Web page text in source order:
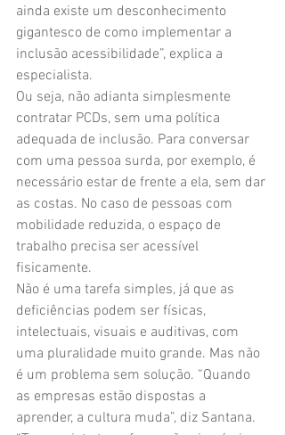
ainda existe um desconhecimento
gigantesco de como implementar a
inclusão acessibilidade”, explica a
especialista.
Ou seja, não adianta simplesmente
contratar PCDs, sem uma política
adequada de inclusão. Para conversar
com uma pessoa surda, por exemplo, é
necessário estar de frente a ela, sem dar
as costas. No caso de pessoas com
mobilidade reduzida, o espaço de
trabalho precisa ser acessível
fisicamente.
Não é uma tarefa simples, já que as
deficiências podem ser físicas,
intelectuais, visuais e auditivas, com
uma pluralidade muito grande. Mas não
é um problema sem solução. “Quando
as empresas estão dispostas a
aprender, a cultura muda”, diz Santana.